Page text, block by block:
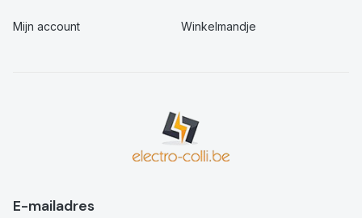
Mijn account Winkelmandje
E-mailadres